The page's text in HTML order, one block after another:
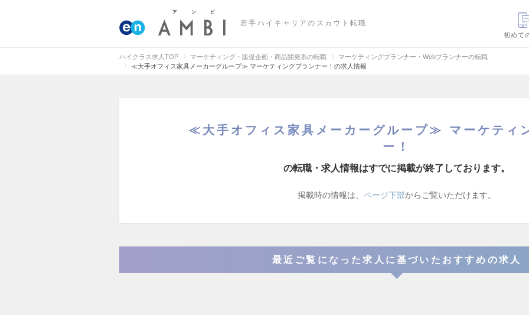
若手ハイキャリアのスカウト転職
初めて
ハイクラス求人TOP マーケティング・販促企画・商品開発系の転職
マーケティングプランナー・Webプランナーの転職
≪大手オフィス家具メーカーグループ≫ マーケティングプランナー！の求人情報
≪大手オフィス家具メーカーグループ≫ マーケティ
ー！
の転職・求人情報はすでに掲載が終了しております。
掲載時の情報は、 ページ下部からご覧いただけます。
最近ご覧になった求人に基づいたおすすめの求人